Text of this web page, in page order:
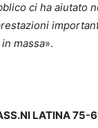
ci ha aiutato
massa».
LATINA 75-